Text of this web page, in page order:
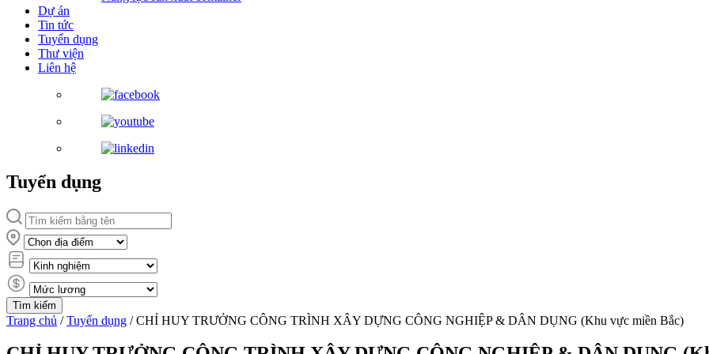
Dự án
Tin tức
Tuyển dụng
Thư viện
Liên hệ
Tuyển dụng
Trang chủ /Tuyển dụng /CHỈ HUY TRƯỞNG CÔNG TRÌNH XÂY DỰNG CÔNG NGHIỆP & DÂN DỤNG (Khu vực miền Bắc)